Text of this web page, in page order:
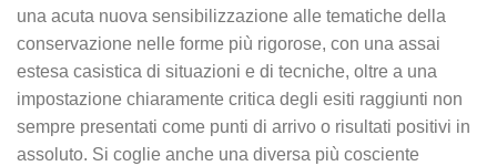
una acuta nuova sensibilizzazione alle tematiche della
conservazione nelle forme più rigorose, con una assai
estesa casistica di situazioni e di tecniche, oltre a una
impostazione chiaramente critica degli esiti raggiunti non
sempre presentati come punti di arrivo o risultati positivi in
assoluto. Si coglie anche una diversa più cosciente